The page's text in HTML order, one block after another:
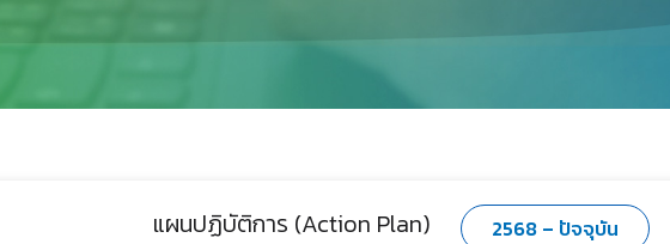
แผนปฏิบัติการ (Action Plan) 2568 – ปัจจุบัน